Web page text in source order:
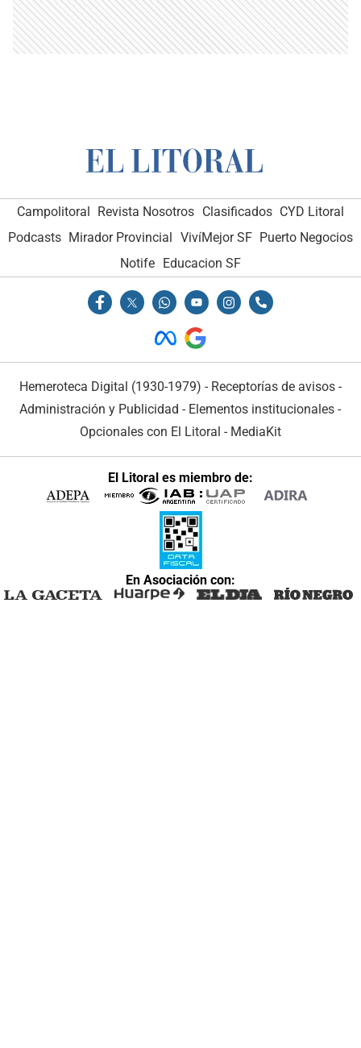
Campolitoral Revista Nosotros Clasificados CYD Litoral
Podcasts Mirador Provincial VivíMejor SF Puerto Negocios
Notife Educacion SF
Hemeroteca Digital (1930-1979) - Receptorías de avisos -
Administración y Publicidad - Elementos institucionales -
Opcionales con El Litoral - MediaKit
El Litoral es miembro de:
En Asociación con: